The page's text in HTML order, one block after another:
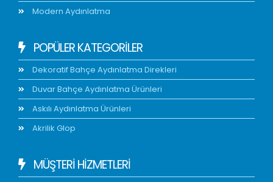
Modern Aydınlatma
POPÜLER KATEGORİLER
Dekoratif Bahçe Aydınlatma Direkleri
Duvar Bahçe Aydınlatma Ürünleri
Askılı Aydınlatma Ürünleri
Akrilik Glop
MÜŞTERİ HİZMETLERİ